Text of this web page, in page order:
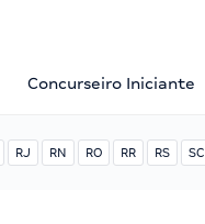
Concurseiro Iniciante
RJ RN RO RR RS SC